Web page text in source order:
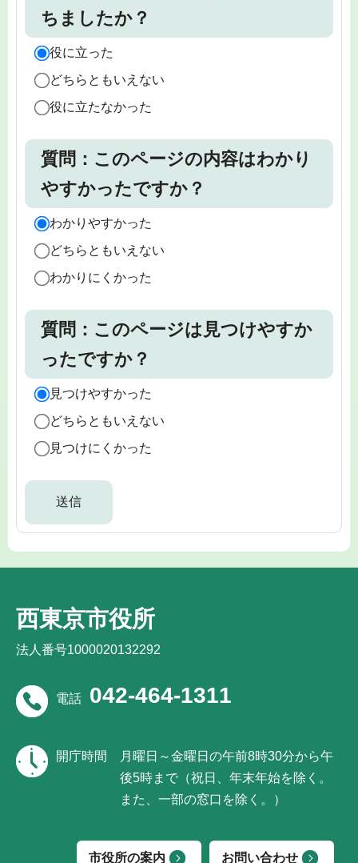
ちましたか？
役に立った
どちらともいえない
役に立たなかった
質問：このページの内容はわかり
やすかったですか？
わかりやすかった
どちらともいえない
わかりにくかった
質問：このページは見つけやすか
ったですか？
見つけやすかった
どちらともいえない
見つけにくかった
西東京市役所
法人番号1000020132292
電話 042-464-1311
開庁時間
月曜日～金曜日の午前8時30分から午
後5時まで（祝日、年末年始を除く。
また、一部の窓口を除く。）
市役所の案内 お問い合わせ